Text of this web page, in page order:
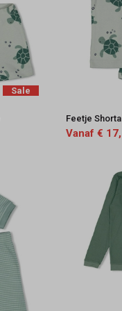
Sale
Feetje
Vanaf €